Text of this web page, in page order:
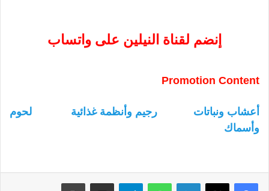
إنضم لقناة النيلين على واتساب
Promotion Content
أعشاب ونباتات رجيم وأنظمة غذائية
لحوم
وأسماك
لينكدإن واتساب